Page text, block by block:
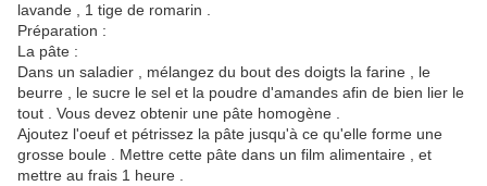
lavande , 1 tige de romarin .
Préparation :
La pâte :
Dans un saladier , mélangez du bout des doigts la farine , le
beurre , le sucre le sel et la poudre d'amandes afin de bien lier le
tout . Vous devez obtenir une pâte homogène .
Ajoutez l'oeuf et pétrissez la pâte jusqu'à ce qu'elle forme une
grosse boule . Mettre cette pâte dans un film alimentaire , et
mettre au frais 1 heure .